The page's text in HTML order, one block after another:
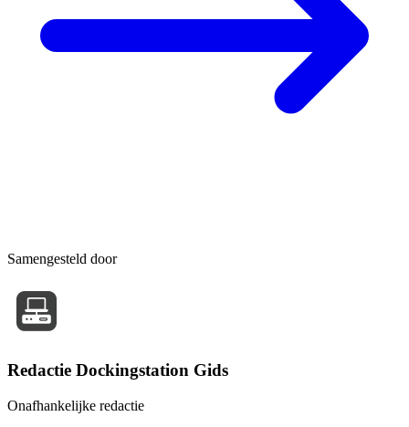
Samengesteld door
Redactie Dockingstation Gids
Onafhankelijke redactie